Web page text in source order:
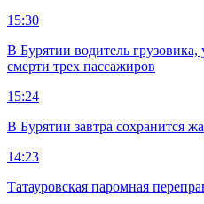
15:30
В Бурятии водитель грузовика,
смерти трех пассажиров
15:24
В Бурятии завтра сохранится
14:23
Татауровская паромная